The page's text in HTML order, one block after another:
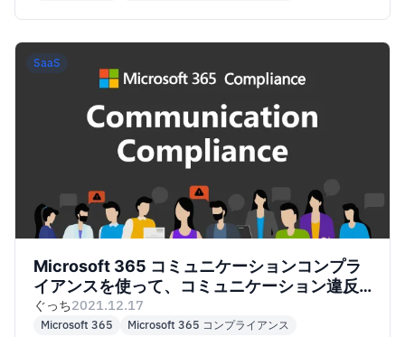
SaaS
Microsoft 365 コミュニケーションコンプラ
イアンスを使って、コミュニケーション違反
（ハラスメント等）検知スキーム構築を試み
る
ぐっち2021.12.17
Microsoft 365 Microsoft 365 コンプライアンス